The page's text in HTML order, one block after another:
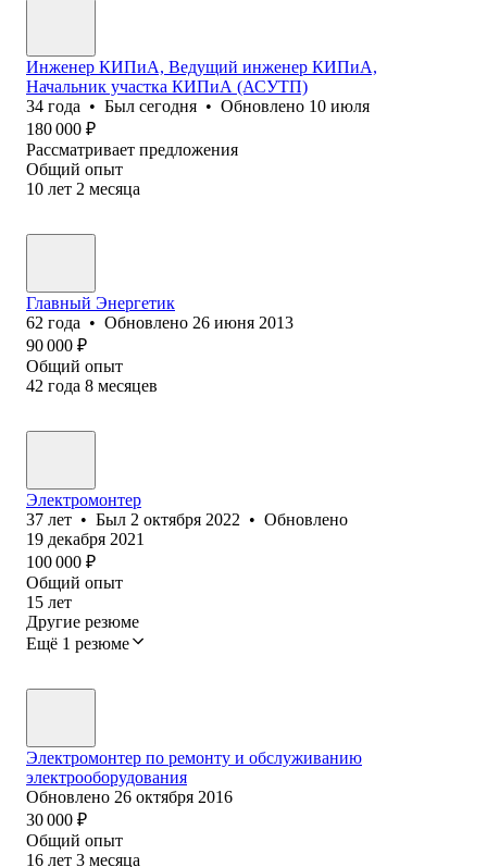
Инженер КИПиА, Ведущий инженер КИПиА,
Начальник участка КИПиА (АСУТП)
34 года • Был сегодня • Обновлено 10 июля
180 000 ₽
Рассматривает предложения
Общий опыт
10 лет 2 месяца
Главный Энергетик
62 года • Обновлено 26 июня 2013
90 000 ₽
Общий опыт
42 года 8 месяцев
Электромонтер
37 лет • Был 2 октября 2022 • Обновлено
19 декабря 2021
100 000 ₽
Общий опыт
15 лет
Другие резюме
Ещё 1 резюме
Электромонтер по ремонту и обслуживанию
электрооборудования
Обновлено 26 октября 2016
30 000 ₽
Общий опыт
16 лет 3 месяца